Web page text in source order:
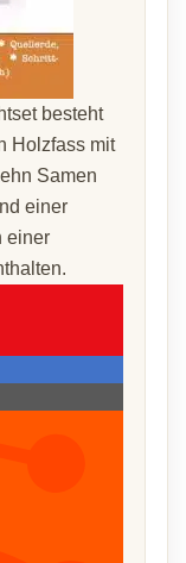
besteht
Holzfass mit
Samen
einer
einer